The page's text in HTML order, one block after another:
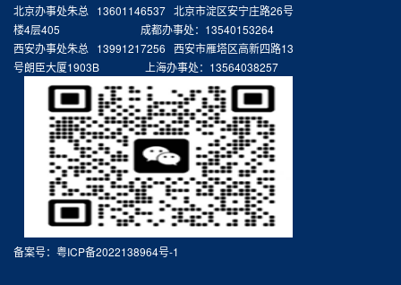
北京办事处朱总 13601146537 北京市淀区安宁庄路26号
楼4层405 成都办事处：13540153264
西安办事处朱总 13991217256 西安市雁塔区高新四路13
号朗臣大厦1903B 上海办事处：13564038257
备案号： 粤ICP备2022138964号-1